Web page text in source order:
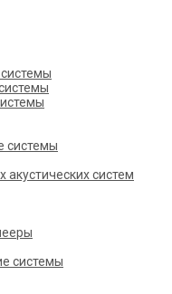
системы
системы